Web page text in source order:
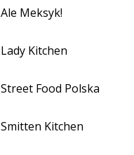
Ale Meksyk!
Lady Kitchen
Street Food Polska
Smitten Kitchen